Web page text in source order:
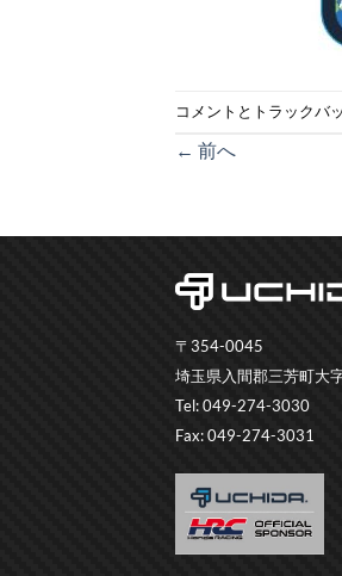
コメントとトラックバ
← 前へ
〒354-0045
埼玉県入間郡三芳町大
Tel: 049-274-3030
Fax: 049-274-3031